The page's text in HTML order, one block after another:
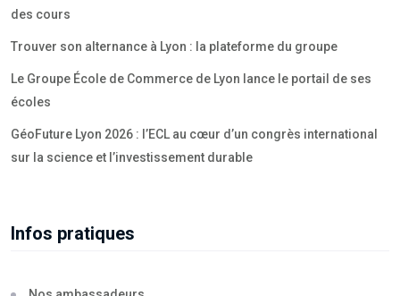
des cours
Trouver son alternance à Lyon : la plateforme du groupe
Le Groupe École de Commerce de Lyon lance le portail de ses
écoles
GéoFuture Lyon 2026 : l’ECL au cœur d’un congrès international
sur la science et l’investissement durable
Infos pratiques